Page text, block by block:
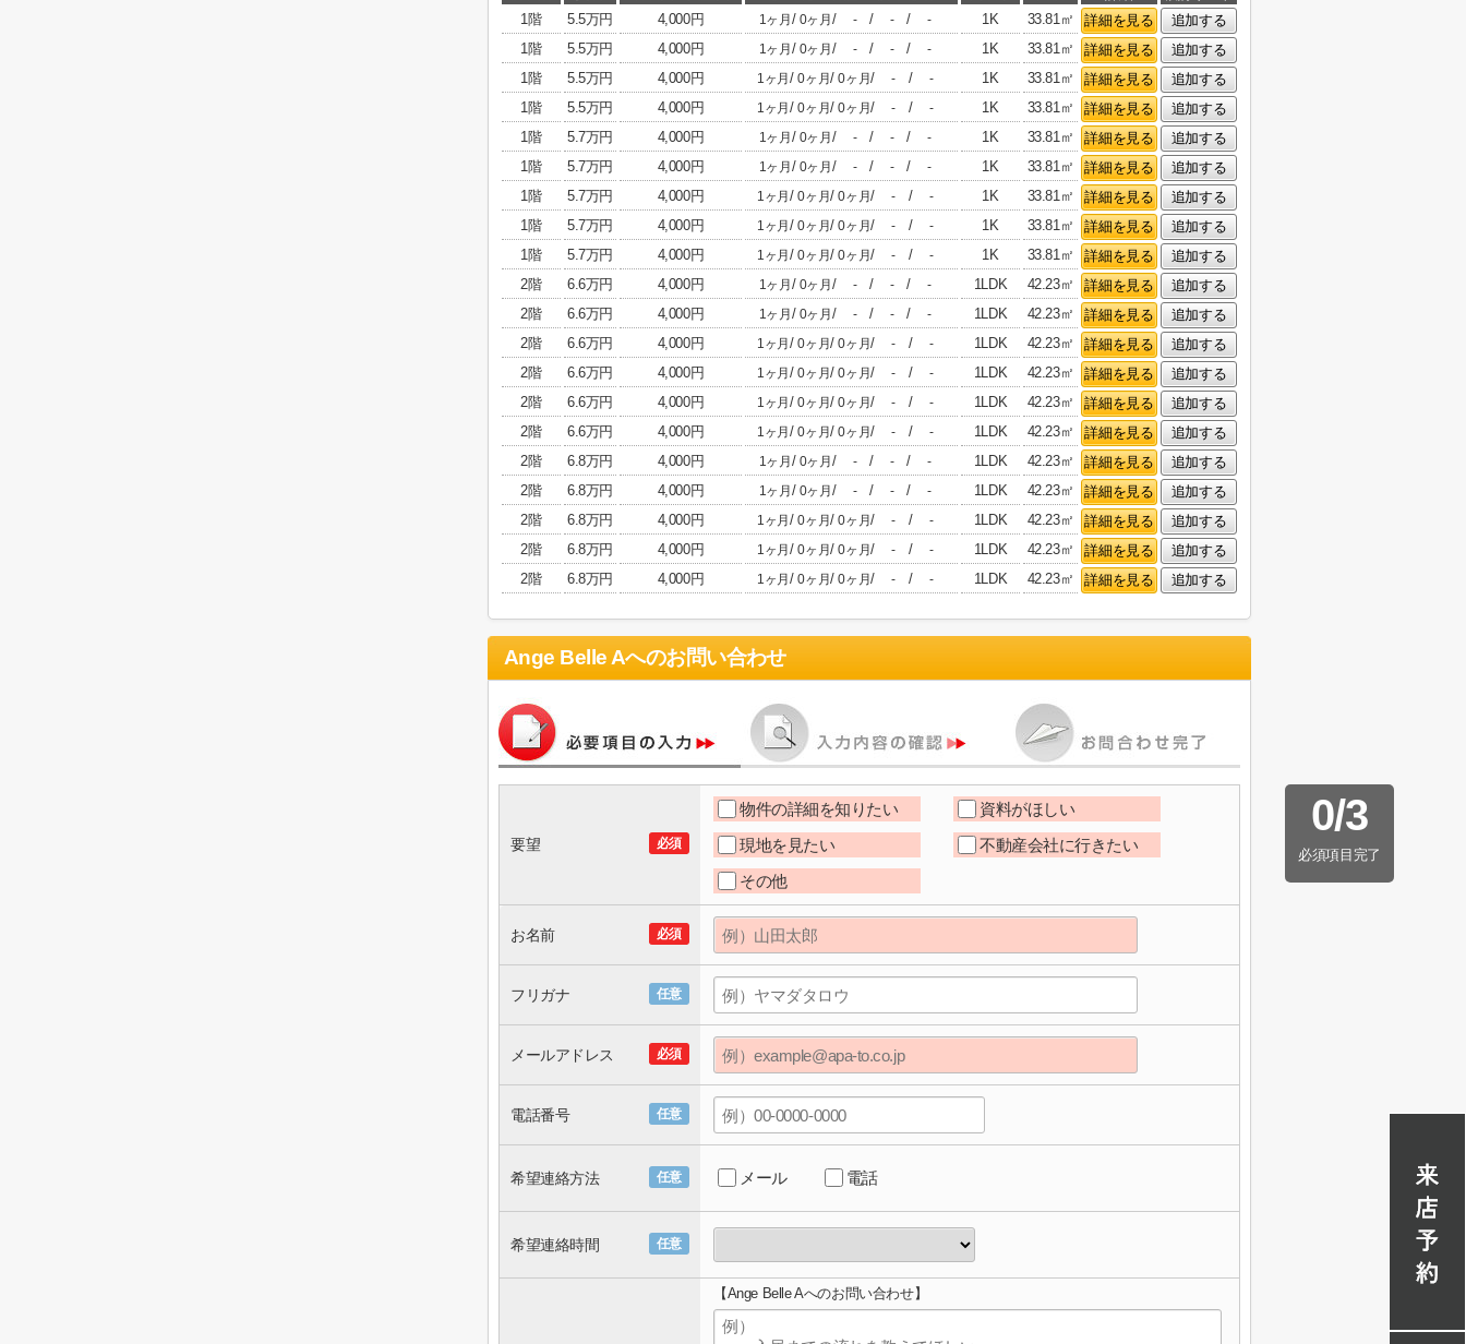
1階
5.5万円 4,000円 1ヶ月 / 0ヶ月 / - / - / - 1K 33.81㎡ 詳細を見る
追加する
1階
5.5万円 4,000円 1ヶ月 / 0ヶ月 / - / - / - 1K 33.81㎡ 詳細を見る
追加する
1階
5.5万円 4,000円 1ヶ月/0ヶ月/0ヶ月/ - / - 1K 33.81㎡ 詳細を見る
追加する
1階
5.5万円 4,000円 1ヶ月/0ヶ月/0ヶ月/ - / - 1K 33.81㎡ 詳細を見る
追加する
1階
5.7万円 4,000円 1ヶ月 / 0ヶ月 / - / - / - 1K 33.81㎡ 詳細を見る
追加する
1階
5.7万円 4,000円 1ヶ月 / 0ヶ月 / - / - / - 1K 33.81㎡ 詳細を見る
追加する
1階
5.7万円 4,000円 1ヶ月/0ヶ月/0ヶ月/ - / - 1K 33.81㎡ 詳細を見る
追加する
1階
5.7万円 4,000円 1ヶ月/0ヶ月/0ヶ月/ - / - 1K 33.81㎡ 詳細を見る
追加する
1階
5.7万円 4,000円 1ヶ月/0ヶ月/0ヶ月/ - / - 1K 33.81㎡ 詳細を見る
追加する
2階
6.6万円 4,000円 1ヶ月 / 0ヶ月 / - / - / - 1LDK 42.23㎡ 詳細を見る
追加する
2階
6.6万円 4,000円 1ヶ月 / 0ヶ月 / - / - / - 1LDK 42.23㎡ 詳細を見る
追加する
2階
6.6万円 4,000円 1ヶ月/0ヶ月/0ヶ月/ - / - 1LDK 42.23㎡ 詳細を見る
追加する
2階
6.6万円 4,000円 1ヶ月/0ヶ月/0ヶ月/ - / - 1LDK 42.23㎡ 詳細を見る
追加する
2階
6.6万円 4,000円 1ヶ月/0ヶ月/0ヶ月/ - / - 1LDK 42.23㎡ 詳細を見る
追加する
2階
6.6万円 4,000円 1ヶ月/0ヶ月/0ヶ月/ - / - 1LDK 42.23㎡ 詳細を見る
追加する
2階
6.8万円 4,000円 1ヶ月 / 0ヶ月 / - / - / - 1LDK 42.23㎡ 詳細を見る
追加する
2階
6.8万円 4,000円 1ヶ月 / 0ヶ月 / - / - / - 1LDK 42.23㎡ 詳細を見る
追加する
2階
6.8万円 4,000円 1ヶ月/0ヶ月/0ヶ月/ - / - 1LDK 42.23㎡ 詳細を見る
追加する
2階
6.8万円 4,000円 1ヶ月/0ヶ月/0ヶ月/ - / - 1LDK 42.23㎡ 詳細を見る
追加する
2階
6.8万円 4,000円 1ヶ月/0ヶ月/0ヶ月/ - / - 1LDK 42.23㎡ 詳細を見る 追加する
Ange Belle Aへのお問い合わせ
0/3
必須項目完了
必須
要望
物件の詳細を知りたい
資料がほしい
現地を見たい
不動産会社に行きたい
その他
必須
お名前
任意
フリガナ
必須
メールアドレス
任意
電話番号
任意
希望連絡方法 メール 電話
任意
希望連絡時間
【Ange Belle Aへのお問い合わせ】